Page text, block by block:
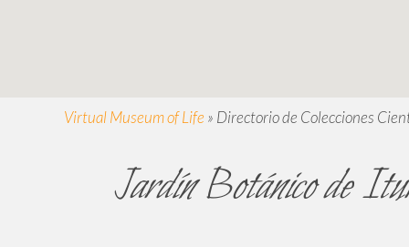
Virtual Museum of Life » Directorio de Colecciones
Jardín Botánico de